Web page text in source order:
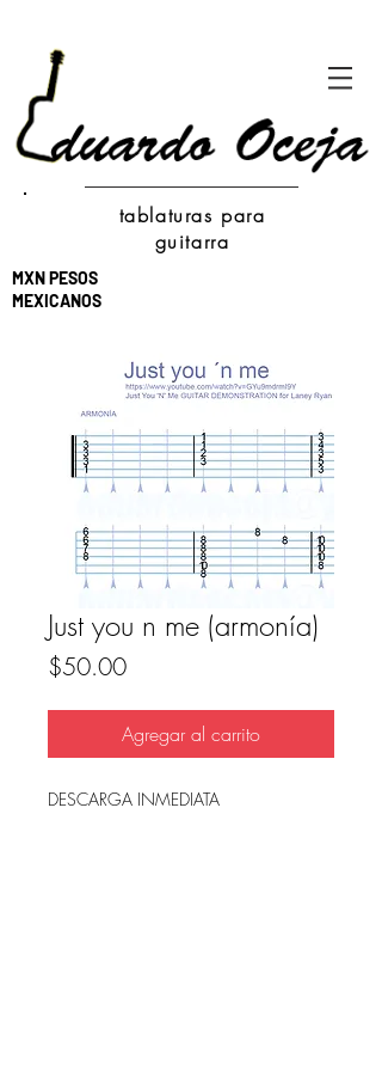
tablaturas para
guitarra
MXN PESOS
MEXICANOS
Just you n me (armonía)
$50.00Precio
Agregar al carrito
DESCARGA INMEDIATA